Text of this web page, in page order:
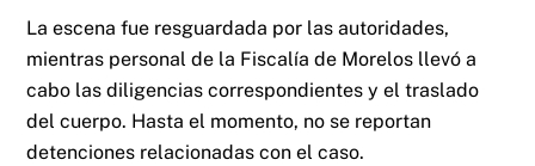
La escena fue resguardada por las autoridades,
mientras personal de la Fiscalía de Morelos llevó a
cabo las diligencias correspondientes y el traslado
del cuerpo. Hasta el momento, no se reportan
detenciones relacionadas con el caso.